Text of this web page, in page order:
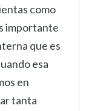
como
importante
que es
esa
en
tanta